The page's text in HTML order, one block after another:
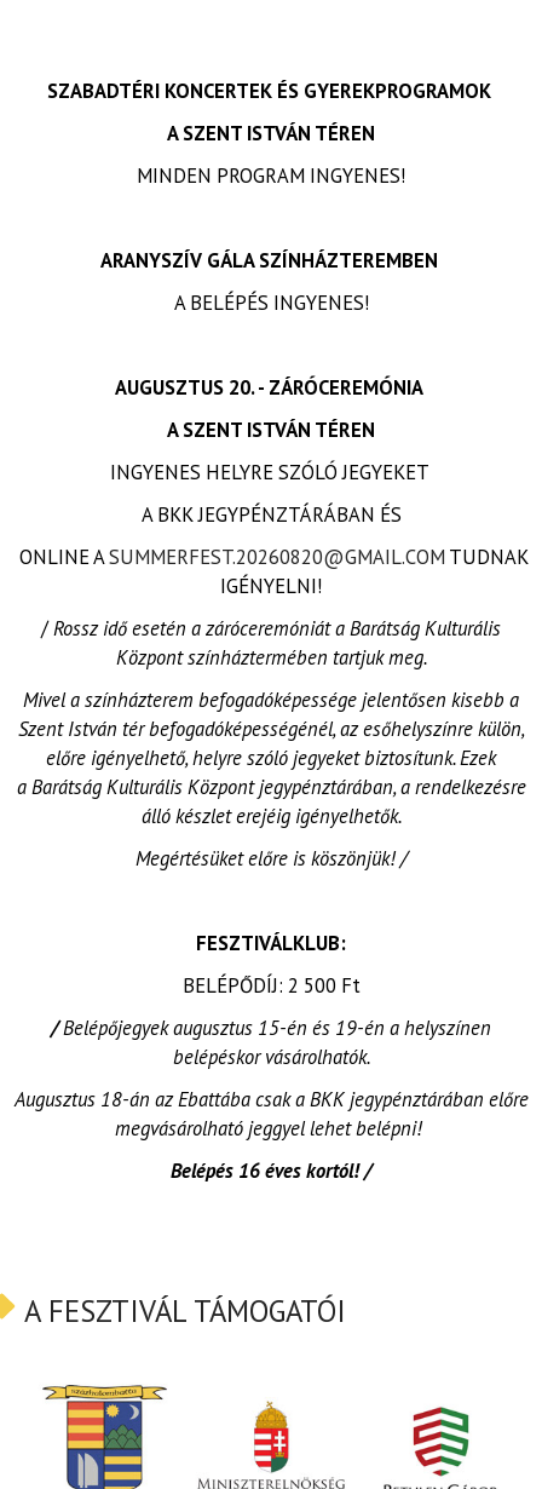
SZABADTÉRI KONCERTEK ÉS GYEREKPROGRAMOK
A SZENT ISTVÁN TÉREN
MINDEN PROGRAM INGYENES!
ARANYSZÍV GÁLA SZÍNHÁZTEREMBEN
A BELÉPÉS INGYENES!
AUGUSZTUS 20. - ZÁRÓCEREMÓNIA
A SZENT ISTVÁN TÉREN
INGYENES HELYRE SZÓLÓ JEGYEKET
A BKK JEGYPÉNZTÁRÁBAN ÉS
ONLINE ASUMMERFEST.20260820@GMAIL.COM TUDNAK
IGÉNYELNI!
/Rossz idő esetén a záróceremóniát a Barátság Kulturális
Központ színháztermében tartjuk meg.
Mivel a színházterem befogadóképessége jelentősen kisebb a
Szent István tér befogadóképességénél, az esőhelyszínre külön,
előre igényelhető, helyre szóló jegyeket biztosítunk. Ezek
a Barátság Kulturális Központ jegypénztárában, a rendelkezésre
álló készlet erejéig igényelhetők.
Megértésüket előre is köszönjük! /
FESZTIVÁLKLUB:
BELÉPŐDÍJ: 2 500 Ft
/Belépőjegyek augusztus 15-én és 19-én a helyszínen
belépéskor vásárolhatók.
Augusztus 18-án az Ebattába csak a BKK jegypénztárában előre
megvásárolható jeggyel lehet belépni!
Belépés 16 éves kortól! /
A FESZTIVÁL TÁMOGATÓI